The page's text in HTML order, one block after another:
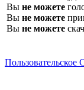
Вы не можете
Вы не можете
Вы не можете
Пользовательское